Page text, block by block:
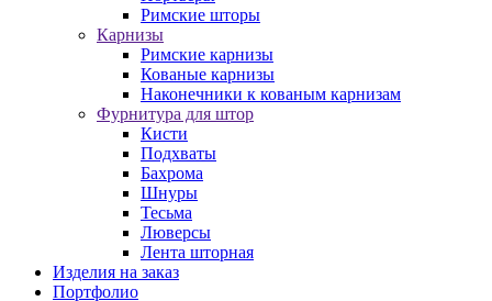
Римские шторы
Карнизы
Римские карнизы
Кованые карнизы
Наконечники к кованым карнизам
Фурнитура для штор
Кисти
Подхваты
Бахрома
Шнуры
Тесьма
Люверсы
Лента шторная
Изделия на заказ
Портфолио